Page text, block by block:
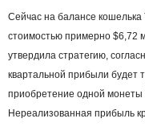
Сейчас на балансе кошелька
стоимостью примерно $6,72
утвердила стратегию,
квартальной прибыли будет
приобретение одной
Нереализованная прибыль